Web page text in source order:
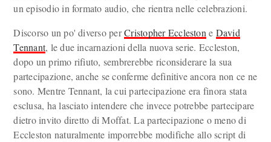
un episodio in formato audio, che rientra nelle celebrazioni.
Discorso un po' diverso perCristopher Eccleston e David
Tennant, le due incarnazioni della nuova serie. Eccleston,
dopo un primo rifiuto, sembrerebbe riconsiderare la sua
partecipazione, anche se conferme definitive ancora non ce ne
sono. Mentre Tennant, la cui partecipazione era finora stata
esclusa, ha lasciato intendere che invece potrebbe partecipare
dietro invito diretto di Moffat. La partecipazione o meno di
Eccleston naturalmente imporrebbe modifiche allo script di